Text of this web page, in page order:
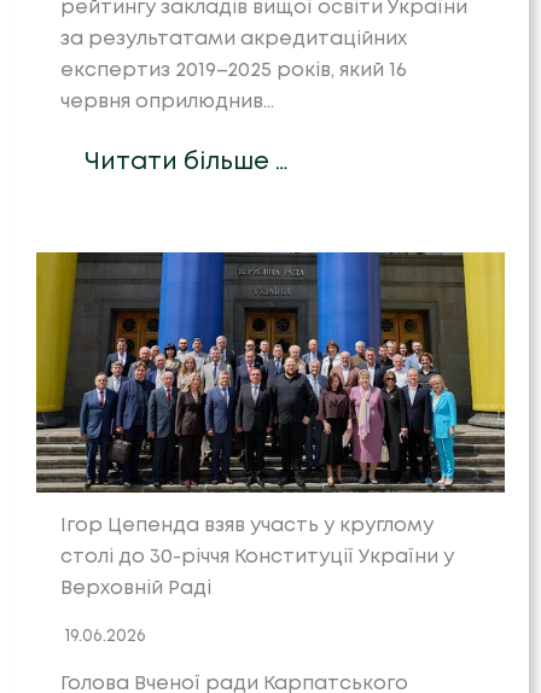
рейтингу закладів вищої освіти України
за результатами акредитаційних
експертиз 2019–2025 років, який 16
червня оприлюднив…
Читати більше …
Ігор Цепенда взяв участь у круглому
столі до 30-річчя Конституції України у
Верховній Раді
19.06.2026
Голова Вченої ради Карпатського